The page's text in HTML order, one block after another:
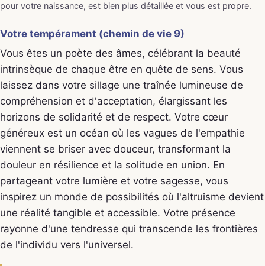
pour votre naissance, est bien plus détaillée et vous est propre.
Votre tempérament (chemin de vie 9)
Vous êtes un poète des âmes, célébrant la beauté
intrinsèque de chaque être en quête de sens. Vous
laissez dans votre sillage une traînée lumineuse de
compréhension et d'acceptation, élargissant les
horizons de solidarité et de respect. Votre cœur
généreux est un océan où les vagues de l'empathie
viennent se briser avec douceur, transformant la
douleur en résilience et la solitude en union. En
partageant votre lumière et votre sagesse, vous
inspirez un monde de possibilités où l'altruisme devient
une réalité tangible et accessible. Votre présence
rayonne d'une tendresse qui transcende les frontières
de l'individu vers l'universel.